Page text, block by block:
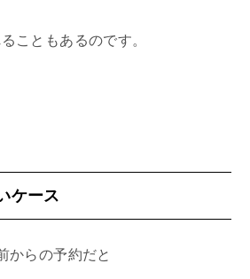
こともあるのです。
ケース
からの予約だと